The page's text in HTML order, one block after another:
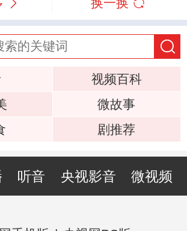
换一换
视频百科
微故事
剧推荐
听音 央视影音 微视频